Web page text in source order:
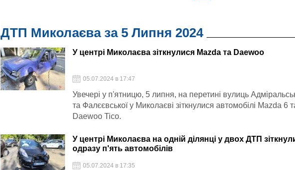
ДТП Миколаєва за 5 Липня 2024
У центрі Миколаєва зіткнулися Mazda та Daewoo
05.07.2024 в 17:47
Увечері у п'ятницю, 5 липня, на перетині вулиць
та Фалєєвської у Миколаєві зіткнулися автомобілі Mazda 6
Daewoo Tico.
У центрі Миколаєва на одній ділянці у двох ДТП
одразу п'ять автомобілів
05.07.2024 в 17:35